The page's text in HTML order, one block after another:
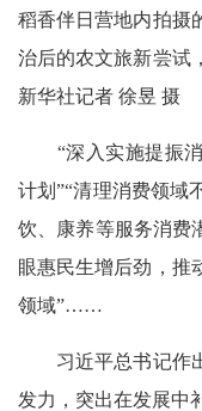
稻香伴日营地内拍摄
治后的农文旅新尝试
新华社记者 徐昱 摄
“深入实施提振消
计划”“清理消费领域
饮、康养等服务消费
眼惠民生增后劲，推
领域”……
习近平总书记作出
发力，突出在发展中